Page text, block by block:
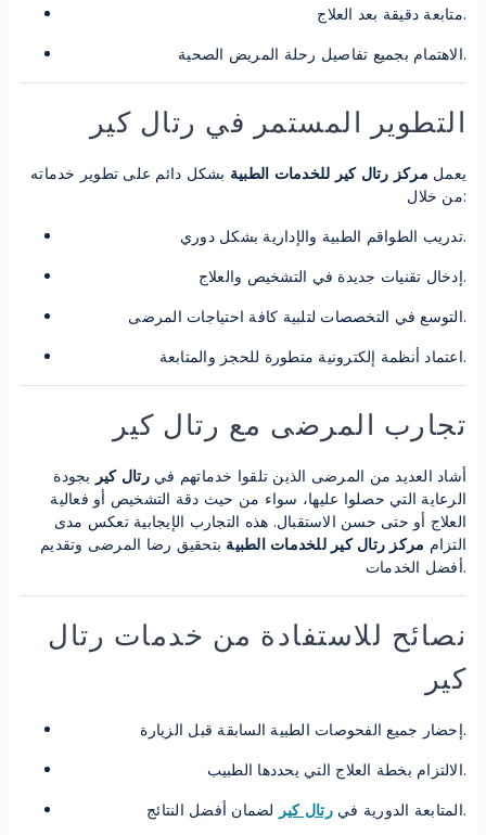
متابعة دقيقة بعد العلاج.
الاهتمام بجميع تفاصيل رحلة المريض الصحية.
التطوير المستمر في رتال كير
يعمل مركز رتال كير للخدمات الطبية بشكل دائم على تطوير خدماته
من خلال:
تدريب الطواقم الطبية والإدارية بشكل دوري.
إدخال تقنيات جديدة في التشخيص والعلاج.
التوسع في التخصصات لتلبية كافة احتياجات المرضى.
اعتماد أنظمة إلكترونية متطورة للحجز والمتابعة.
تجارب المرضى مع رتال كير
أشاد العديد من المرضى الذين تلقوا خدماتهم فيرتال كير بجودة
الرعاية التي حصلوا عليها، سواء من حيث دقة التشخيص أو فعالية
العلاج أو حتى حسن الاستقبال. هذه التجارب الإيجابية تعكس مدى
التزام مركز رتال كير للخدمات الطبية بتحقيق رضا المرضى وتقديم
أفضل الخدمات.
نصائح للاستفادة من خدمات رتال
كير
إحضار جميع الفحوصات الطبية السابقة قبل الزيارة.
الالتزام بخطة العلاج التي يحددها الطبيب.
المتابعة الدورية فيرتال كير
لضمان أفضل النتائج.